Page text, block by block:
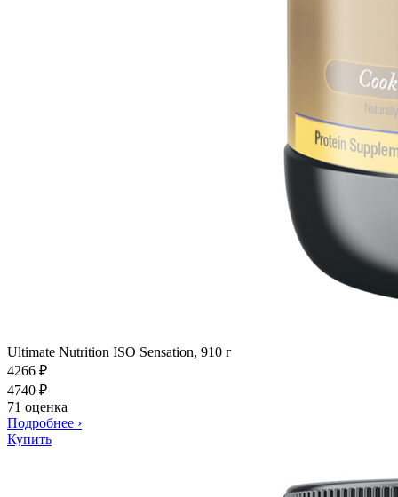
Ultimate Nutrition ISO Sensation, 910 г
4266 ₽
4740 ₽
71 оценка
Подробнее ›
Купить